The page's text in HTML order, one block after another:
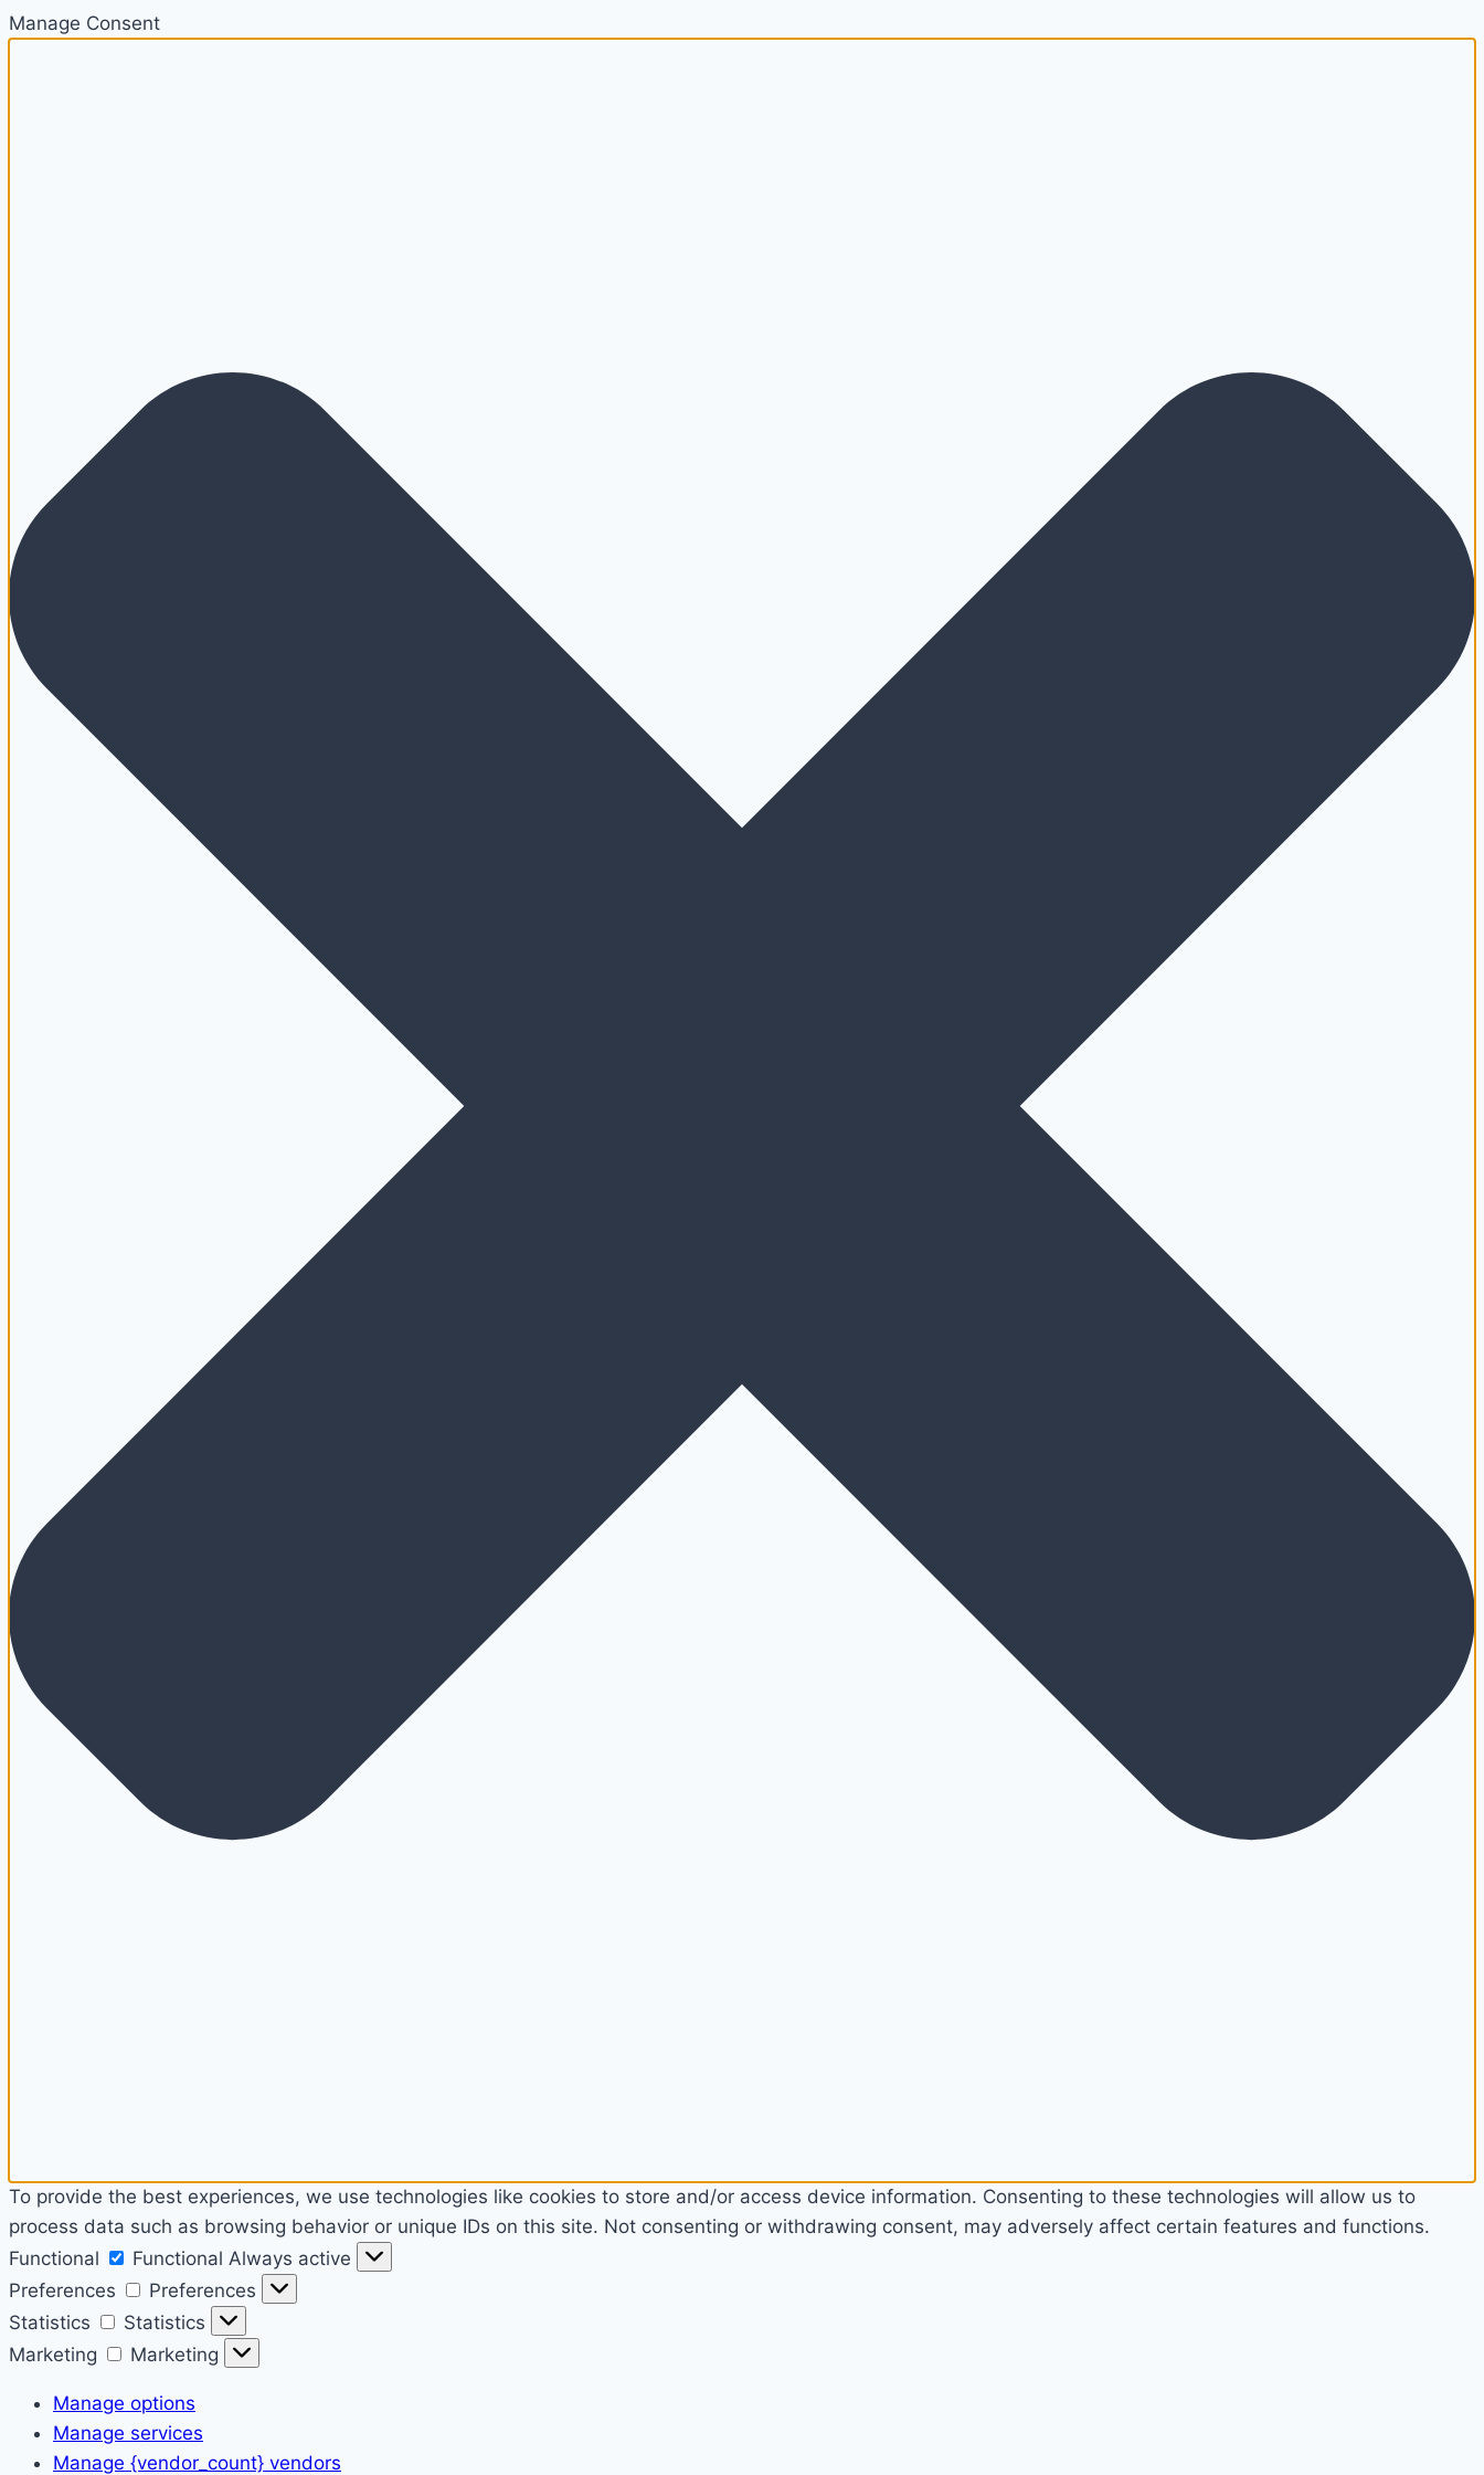
Manage Consent
To provide the best experiences, we use technologies like cookies to store and/or access device information. Consenting to these technologies will allow us to
process data such as browsing behavior or unique IDs on this site. Not consenting or withdrawing consent, may adversely affect certain features and functions.
Functional
Functional Always active
Preferences
Preferences
Statistics
Statistics
Marketing
Marketing
Manage options
Manage services
Manage {vendor_count} vendors